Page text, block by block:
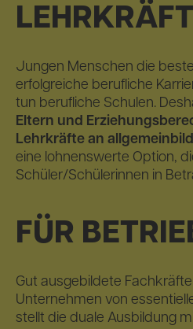
Jungen Menschen die
erfolgreiche berufliche
tun berufliche Schulen.
Eltern und
Lehrkräfte an
eine lohnenswerte Option,
Schüler/Schülerinnen in
FÜR
Gut ausgebildete
Unternehmen von
stellt die duale Ausbildung